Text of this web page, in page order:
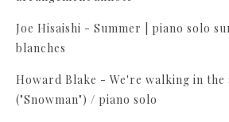
Joe Hisaishi - Summer | piano solo
blanches
Howard Blake - We're walking in the
("Snowman") / piano solo